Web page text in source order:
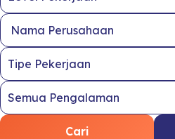
Nama Perusahaan
Cari